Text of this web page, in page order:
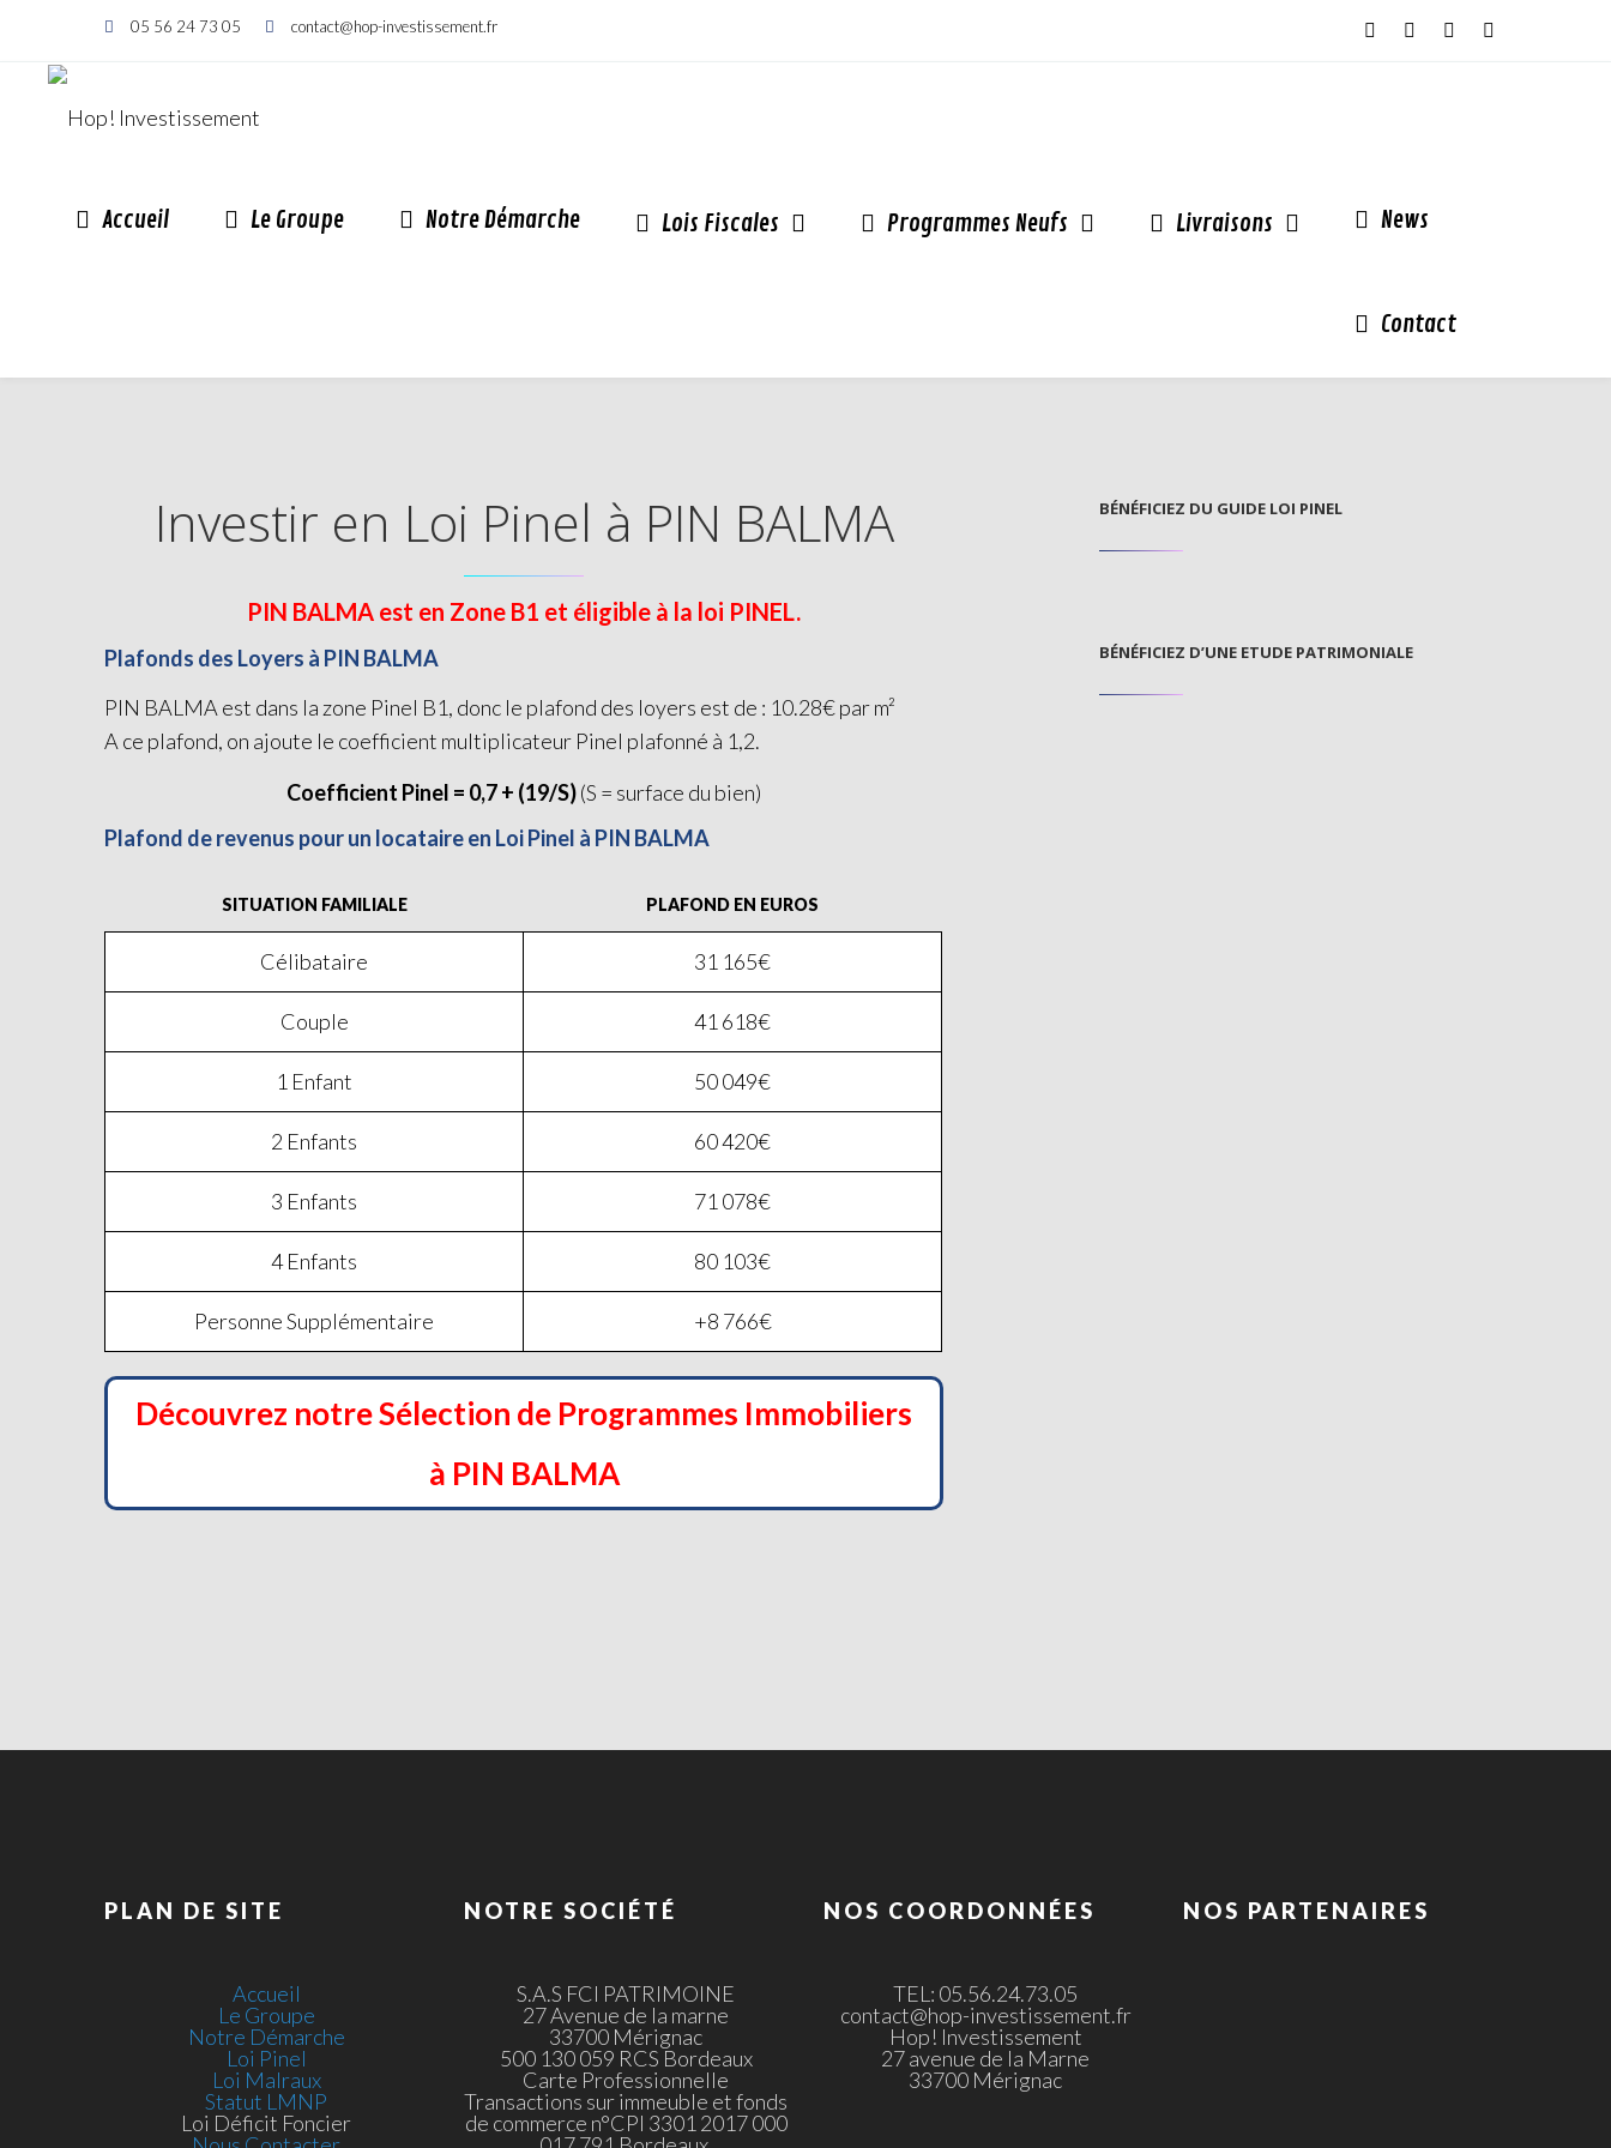
05 56 24 73 05 contact@hop-investissement.fr
Accueil Le Groupe Notre Démarche Lois Fiscales Programmes Neufs Livraisons News
Contact
Investir en Loi Pinel à PIN BALMA
PIN BALMA est en Zone B1 et éligible à la loi PINEL.
Plafonds des Loyers à PIN BALMA
PIN BALMA est dans la zone Pinel B1, donc le plafond des loyers est de : 10.28€ par m²
A ce plafond, on ajoute le coefficient multiplicateur Pinel plafonné à 1,2.
Coefficient Pinel = 0,7 + (19/S)(S = surface du bien)
Plafond de revenus pour un locataire en Loi Pinel à PIN BALMA
SITUATION FAMILIALE
Célibataire
Couple
1 Enfant
2 Enfants
3 Enfants
4 Enfants
Personne Supplémentaire
PLAFOND EN EUROS
31 165€
41 618€
50 049€
60 420€
71 078€
80 103€
+8 766€
Découvrez notre Sélection de Programmes Immobiliers
à PIN BALMA
BÉNÉFICIEZ DU GUIDE LOI PINEL
BÉNÉFICIEZ D’UNE ETUDE PATRIMONIALE
PLAN DE SITE
Accueil
Le Groupe
Notre Démarche
Loi Pinel
Loi Malraux
Statut LMNP
Loi Déficit Foncier
NOTRE SOCIÉTÉ
S.A.S FCI PATRIMOINE
27 Avenue de la marne
33700 Mérignac
500 130 059 RCS Bordeaux
Carte Professionnelle
Transactions sur immeuble et fonds
de commerce n°CPI 3301 2017 000
NOS COORDONNÉES
TEL: 05.56.24.73.05
contact@hop-investissement.fr
Hop! Investissement
27 avenue de la Marne
33700 Mérignac
NOS PARTENAIRES